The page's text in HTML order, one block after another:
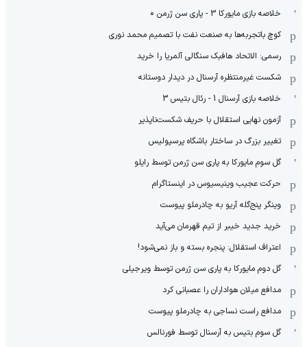
خلاصه بازی مایورکا 3 - پاری سن ژرمن 0
کوچ باتجربه‌ها به صنعت نفت با تصمیم محمد نوری
رسمی: الاتحاد هافبک سنگالی آلمریا را خرید
شکست غیرمنتظره آرسنال در دیدار دوستانه
خلاصه بازی آرسنال 1 - رئال بتیس 3
آزمون نهایی استقلال با حریف شکست‌ناپذیر
تغییر بزرگ در ساختار باشگاه پرسپولیس
گل سوم مایورکا به پاری سن ژرمن توسط رایلو
حرکت عجیب وینیسیوس در اینستاگرام
وینگر پنج‌گله آریو به چادرملو پیوست
خرید جدید خیبر از تیم قهرمان می‌آید
اعتراف استقلال: پنجره بسته و باز نمی‌شود!
گل دوم مایورکا به پاری سن ژرمن توسط ویرجیلی
مدافع میلان هواداران را عصبانی کرد
مدافع راست نساجی به چادرملو پیوست
گل سوم بتیس به آرسنال توسط فورنالس